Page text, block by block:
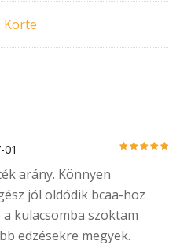
Körte
01
arány. Könnyen
jól oldódik bcaa-hoz
kulacsomba szoktam
edzésekre megyek.